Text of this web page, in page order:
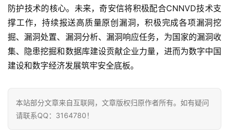
城
市
更
多
内
防护技术的核心。未来，奇安信将积极配合CNNVD技术支
撑工作，持续报送高质量原创漏洞，积极完成各项漏洞挖
掘、漏洞处置、漏洞分析、漏洞响应任务，为国家的漏洞收
集、隐患挖掘和数据库建设贡献企业力量，进而为数字中国
建设和数字经济发展筑牢安全底板。
本站部分文章来自互联网，文章版权归原作者所有。如有疑问
请联系QQ：3164780！